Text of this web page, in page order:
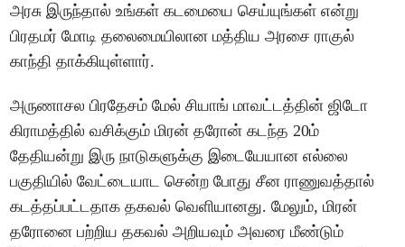
அரசு இருந்தால் உங்கள் கடமையை செய்யுங்கள் என்று
பிரதமர் மோடி தலைமையிலான மத்திய அரசை ராகுல்
காந்தி தாக்கியுள்ளார்.
அருணாசல பிரதேசம் மேல் சியாங் மாவட்டத்தின் ஜிடோ
கிராமத்தில் வசிக்கும் மிரன் தரோன் கடந்த 20ம்
தேதியன்று இரு நாடுகளுக்கு இடையேயான எல்லை
பகுதியில் வேட்டையாட சென்ற போது சீன ராணுவத்தால்
கடத்தப்பட்டதாக தகவல் வெளியானது. மேலும், மிரன்
தரோனை பற்றிய தகவல் அறியவும் அவரை மீண்டும்